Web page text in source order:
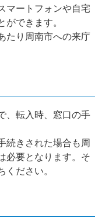
マートフォンや自宅
できます。
たり周南市への来庁
、転入時、窓口の手
続きされた場合も周
必要となります。そ
ださい。